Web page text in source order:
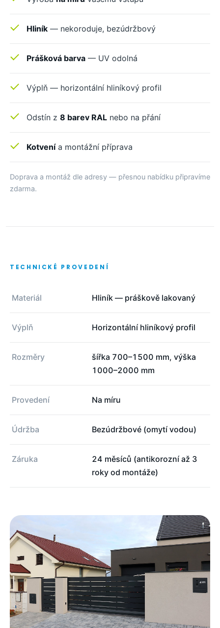
Hliník — nekoroduje, bezúdržbový
Prášková barva — UV odolná
Výplň — horizontální hliníkový profil
Odstín z 8 barev RAL nebo na přání
Kotvenía montážní příprava
Doprava a montáž dle adresy — přesnou nabídku připravíme
zdarma.
TECHNICKÉ PROVEDENÍ
Materiál Hliník — práškově lakovaný
Výplň Horizontální hliníkový profil
Rozměry
šířka 700–1500 mm, výška
1000–2000 mm
Provedení Na míru
Údržba Bezúdržbové (omytí vodou)
Záruka
24 měsíců (antikorozní až 3
roky od montáže)